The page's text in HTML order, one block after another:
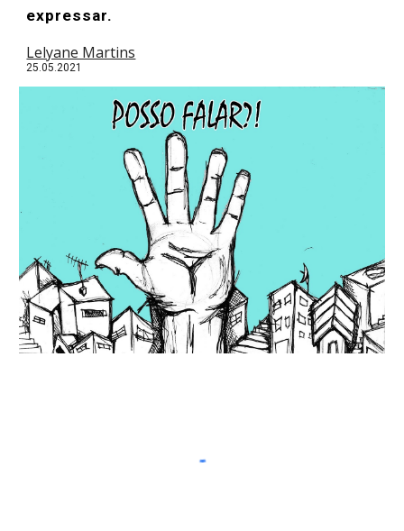
expressar.
Lelyane Martins
25.05.2021